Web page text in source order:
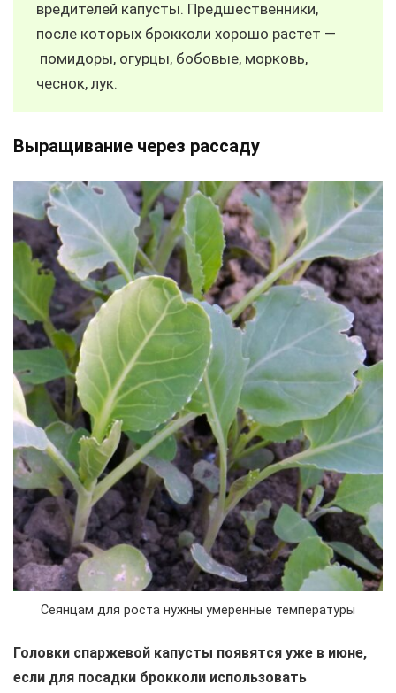
вредителей капусты. Предшественники,
после которых брокколи хорошо растет —
помидоры, огурцы, бобовые, морковь,
чеснок, лук.
Выращивание через рассаду
Сеянцам для роста нужны умеренные температуры
Головки спаржевой капусты появятся уже в июне,
если для посадки брокколи использовать